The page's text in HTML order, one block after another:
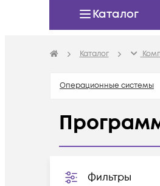
Каталог
Каталог
Операционные системы
Фильтры